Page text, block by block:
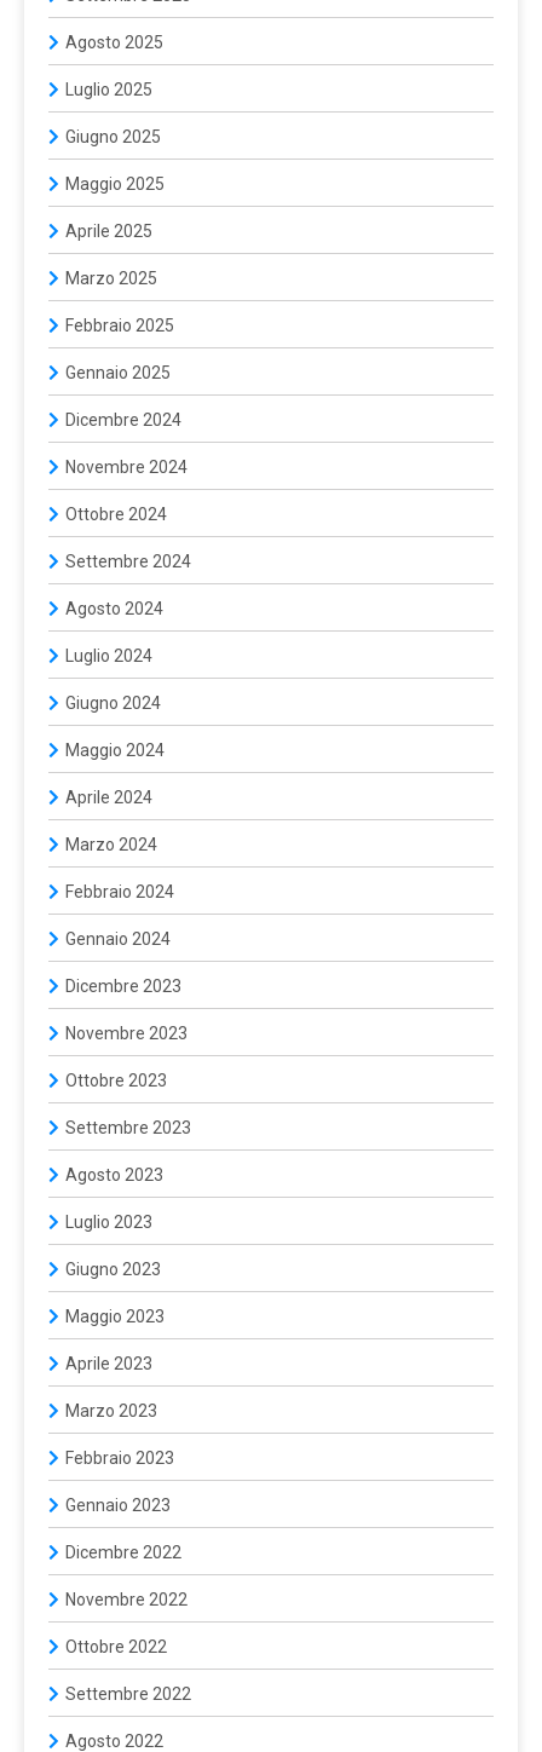
Agosto 2025
Luglio 2025
Giugno 2025
Maggio 2025
Aprile 2025
Marzo 2025
Febbraio 2025
Gennaio 2025
Dicembre 2024
Novembre 2024
Ottobre 2024
Settembre 2024
Agosto 2024
Luglio 2024
Giugno 2024
Maggio 2024
Aprile 2024
Marzo 2024
Febbraio 2024
Gennaio 2024
Dicembre 2023
Novembre 2023
Ottobre 2023
Settembre 2023
Agosto 2023
Luglio 2023
Giugno 2023
Maggio 2023
Aprile 2023
Marzo 2023
Febbraio 2023
Gennaio 2023
Dicembre 2022
Novembre 2022
Ottobre 2022
Settembre 2022
Agosto 2022